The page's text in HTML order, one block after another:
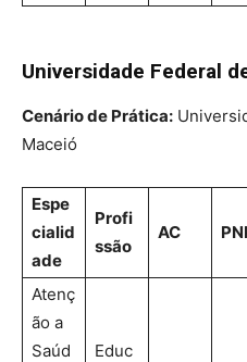
Universidade Federal
Cenário de Prática:
Maceió
Espe
cialid
ade
Profi
ssão
AC
Atenç
ão a
Saúd
Educ